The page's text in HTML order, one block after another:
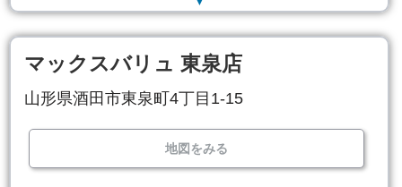
マックスバリュ 東泉店
山形県酒田市東泉町4丁目1-15
地図をみる